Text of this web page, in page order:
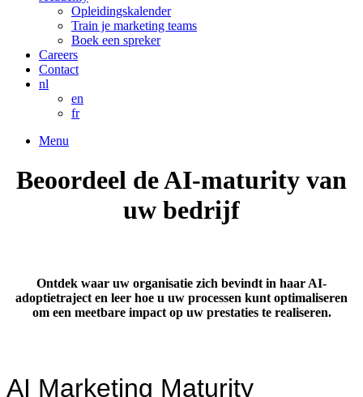
Opleidingskalender
Train je marketing teams
Boek een spreker
Careers
Contact
nl
en
fr
Menu
Beoordeel de AI-maturity van
uw bedrijf
Ontdek waar uw organisatie zich bevindt in haar AI-
adoptietraject en leer hoe u uw processen kunt optimaliseren
om een meetbare impact op uw prestaties te realiseren.